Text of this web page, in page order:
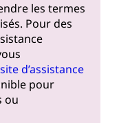
les termes
Pour des
site d’assistance
pour
ou